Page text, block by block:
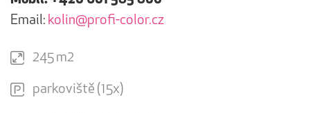
Email: kolin@profi-color.cz
245 m2
parkoviště (15x)